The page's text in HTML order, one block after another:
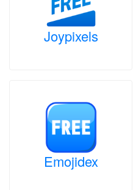
Joypixels
Emojidex